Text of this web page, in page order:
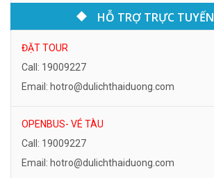
HỖ TRỢ TRỰC TUYẾN
ĐẶT TOUR
Call: 19009227
Email: hotro@dulichthaiduong.com
OPENBUS- VÉ TÀU
Call: 19009227
Email: hotro@dulichthaiduong.com